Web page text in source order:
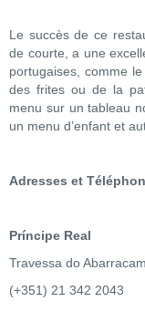
Le succès de ce
de courte, a une
portugaises, comme
des frites ou de la
menu sur un tableau
un menu d’enfant et
Adresses et
Príncipe Real
Travessa do
(+351) 21 342 2043